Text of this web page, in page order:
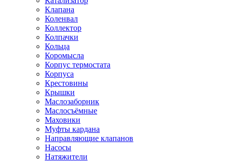
Клапана
Коленвал
Коллектор
Колпачки
Кольца
Коромысла
Корпус термостата
Корпуса
Крестовины
Крышки
Маслозаборник
Маслосъёмные
Маховики
Муфты кардана
Направляющие клапанов
Насосы
Натяжители